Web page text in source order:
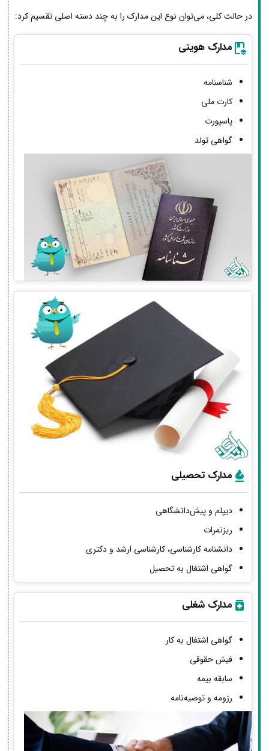
در حالت کلی، می‌توان نوع این مدارک را به چند دسته اصلی تقسیم کرد:
مدارک هویتی
شناسنامه
کارت ملی
پاسپورت
گواهی تولد
مدارک تحصیلی
دیپلم و پیش‌دانشگاهی
ریزنمرات
دانشنامه کارشناسی، کارشناسی ارشد و دکتری
گواهی اشتغال به تحصیل
مدارک شغلی
گواهی اشتغال به کار
فیش حقوقی
سابقه بیمه
رزومه و توصیه‌نامه